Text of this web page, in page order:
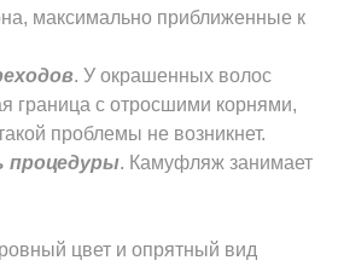
максимально приближенные к
. У окрашенных волос
граница с отросшими корнями,
проблемы не возникнет.
процедуры. Камуфляж занимает
цвет и опрятный вид